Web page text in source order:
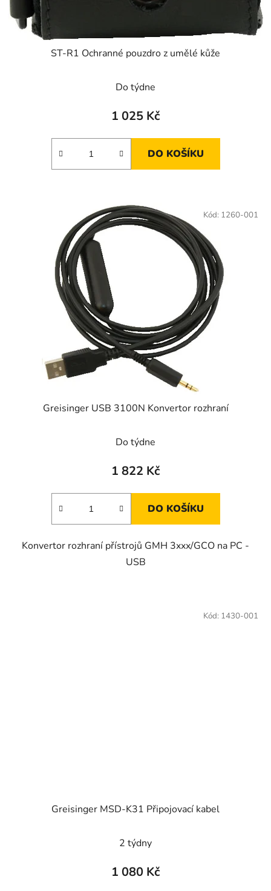
ST-R1 Ochranné pouzdro z umělé kůže
Do týdne
1 025 Kč
DO KOŠÍKU
Greisinger USB 3100N Konvertor rozhraní
Do týdne
1 822 Kč
DO KOŠÍKU
Konvertor rozhraní přístrojů GMH 3xxx/GCO na PC -
USB
Kód: 1260-001
Greisinger MSD-K31 Připojovací kabel
hodnocení
produktu
2 týdny
1 080 Kč
Kód: 1430-001